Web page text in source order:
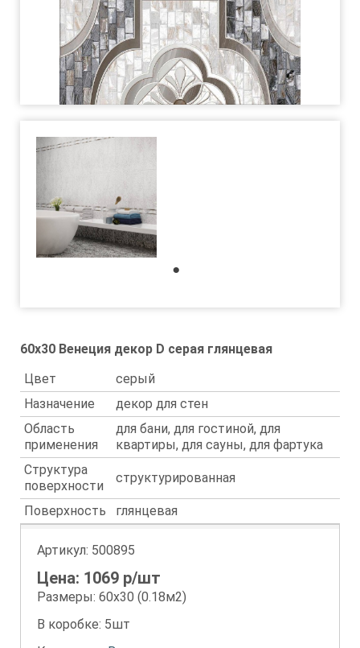
60x30 Венеция декор D серая глянцевая
Цвет
серый
Назначение
декор для стен
Область
применения
для бани, для гостиной, для
квартиры, для сауны, для фартука
Структура
поверхности
структурированная
Поверхность глянцевая
Артикул: 500895
Цена: 1069 р/шт
Размеры: 60х30 (0.18м2)
В коробке: 5шт